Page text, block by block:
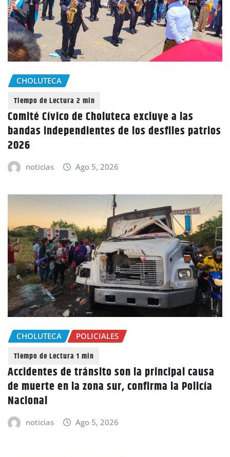
CHOLUTECA
Comité Cívico de Choluteca excluye a las
bandas independientes de los desfiles patrios
2026
noticias Ago 5, 2026
CHOLUTECA POLICIALES
Accidentes de tránsito son la principal causa
de muerte en la zona sur, confirma la Policía
Nacional
noticias Ago 5, 2026